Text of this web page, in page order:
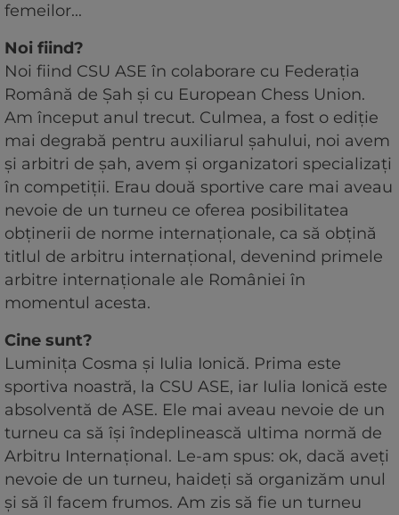
femeilor...
Noi fiind?
Noi fiind CSU ASE în colaborare cu Federația
Română de Șah și cu European Chess Union.
Am început anul trecut. Culmea, a fost o ediție
mai degrabă pentru auxiliarul șahului, noi avem
și arbitri de șah, avem și organizatori specializați
în competiții. Erau două sportive care mai aveau
nevoie de un turneu ce oferea posibilitatea
obținerii de norme internaționale, ca să obțină
titlul de arbitru internațional, devenind primele
arbitre internaționale ale României în
momentul acesta.
Cine sunt?
Luminița Cosma și Iulia Ionică. Prima este
sportiva noastră, la CSU ASE, iar Iulia Ionică este
absolventă de ASE. Ele mai aveau nevoie de un
turneu ca să își îndeplinească ultima normă de
Arbitru Internațional. Le-am spus: ok, dacă aveți
nevoie de un turneu, haideți să organizăm unul
și să îl facem frumos. Am zis să fie un turneu